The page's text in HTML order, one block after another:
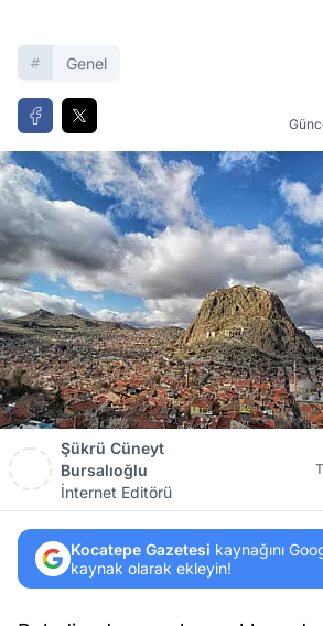
Genel
Şükrü Cüneyt
Bursalıoğlu
İnternet Editörü
Kocatepe Gazetesi kaynağını
kaynak olarak ekleyin!